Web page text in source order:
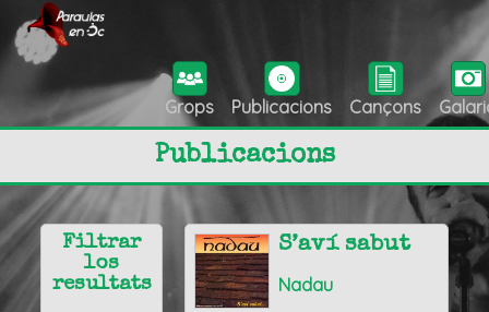
Grops Publicacions Cançons
Publicacions
S’aví sabut
Nadau
Filtrar
los
resultats